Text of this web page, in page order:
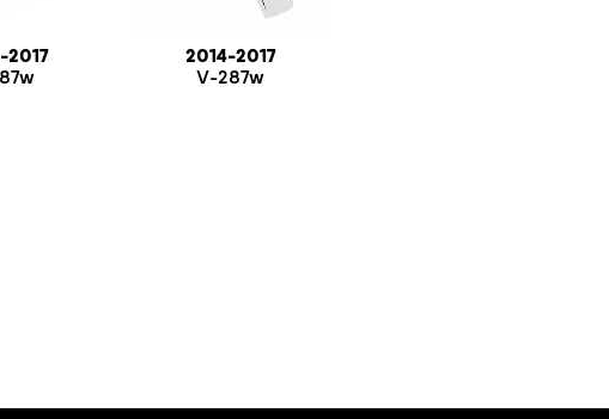
2017
2014-2017
V-287w